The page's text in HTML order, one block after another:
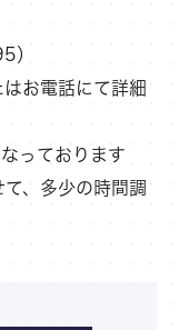
）
お電話にて詳細
っております
、多少の時間調